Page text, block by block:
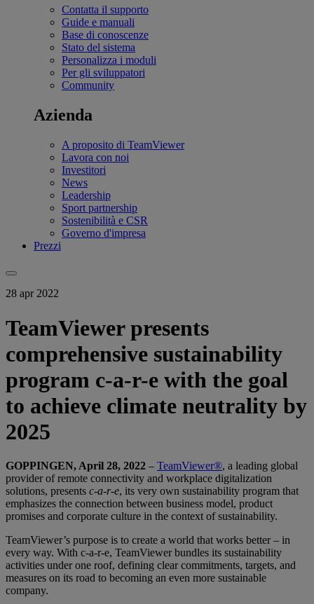
Contatta il supporto
Guide e manuali
Base di conoscenze
Stato del sistema
Personalizza i moduli
Per gli sviluppatori
Community
Azienda
A proposito di TeamViewer
Lavora con noi
Investitori
News
Leadership
Sport partnership
Sostenibilità e CSR
Governo d'impresa
Prezzi
28 apr 2022
TeamViewer presents
comprehensive sustainability
program c-a-r-e with the goal
to achieve climate neutrality by
2025
GOPPINGEN, April 28, 2022 – TeamViewer®, a leading global
provider of remote connectivity and workplace digitalization
solutions, presents c-a-r-e, its very own sustainability program that
emphasizes the connection between business model, product
promises and corporate culture in the context of sustainability.
TeamViewer’s purpose is to create a world that works better – in
every way. With c-a-r-e, TeamViewer bundles its sustainability
activities under one roof, defining clear commitments, targets, and
measures on its road to becoming an even more sustainable
company.